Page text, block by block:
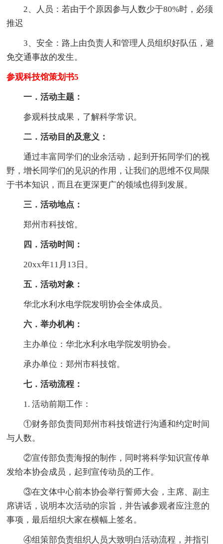
2、人员：若由于个原因参与人数少于80%时，必须
推迟
3、安全：路上由负责人和管理人员组织好队伍，避
免交通事故的发生。
参观科技馆策划书5
一．活动主题：
参观科技成果，了解科学常识。
二．活动目的及意义：
通过丰富同学们的业余活动，起到开拓同学们的视
野，增长同学们的见识的作用，让我们的思维不仅局限
于书本知识，而且在更深更广的领域也得到发展。
三．活动地点：
郑州市科技馆。
四．活动时间：
20xx年11月13日。
五．活动对象：
华北水利水电学院发明协会全体成员。
六．举办机构：
主办单位：华北水利水电学院发明协会。
承办单位：郑州市科技馆。
七．活动流程：
1. 活动前期工作：
①财务部负责同郑州市科技馆进行沟通和约定时间
与人数。
②宣传部负责海报的制作，同时将科学知识宣传单
发给本协会成员，起到宣传动员的工作。
③在文体中心前本协会举行誓师大会，主席、副主
席讲话，说明本次活动的宗旨，并告诫参观者应注意的
事项，最后组织大家在横幅上签名。
④组策部负责组织人员大致明白活动流程，并指引